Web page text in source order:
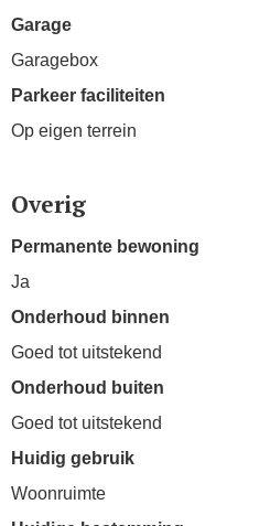
Garage
Garagebox
Parkeer faciliteiten
Op eigen terrein
Overig
Permanente bewoning
Ja
Onderhoud binnen
Goed tot uitstekend
Onderhoud buiten
Goed tot uitstekend
Huidig gebruik
Woonruimte